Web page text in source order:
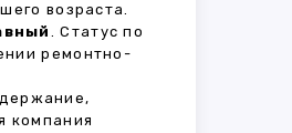
возраста.
. Статус по
ремонтно-
компания